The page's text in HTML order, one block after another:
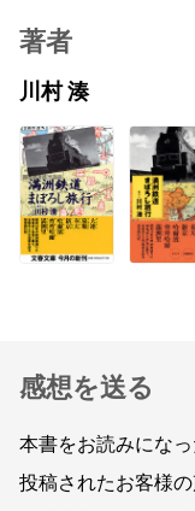
著者
川村 湊
感想を送る
本書をお読みにな
投稿されたお客様